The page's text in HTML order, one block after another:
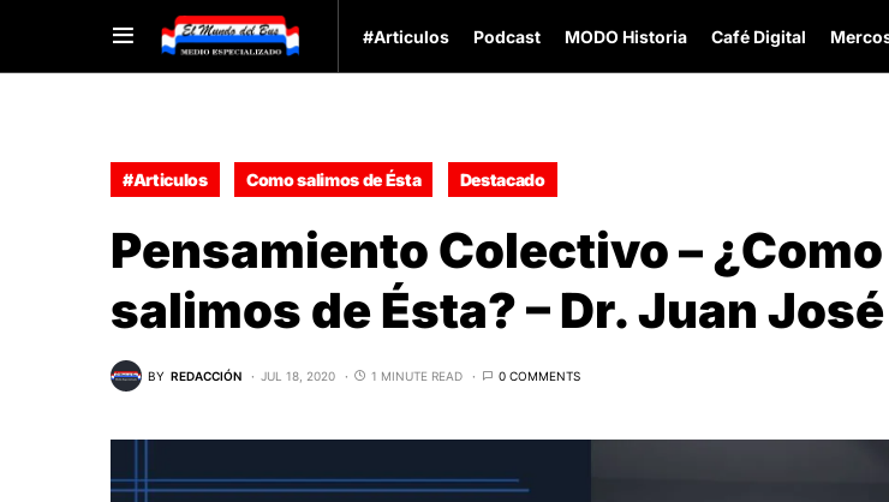
#Articulos Podcast MODO Historia Café Digital
#Articulos Como salimos de Ésta Destacado
Pensamiento Colectivo – ¿Como
salimos de Ésta? – Dr. Juan
BY REDACCIÓN JUL 18, 2020 1 MINUTE READ 0 COMMENTS